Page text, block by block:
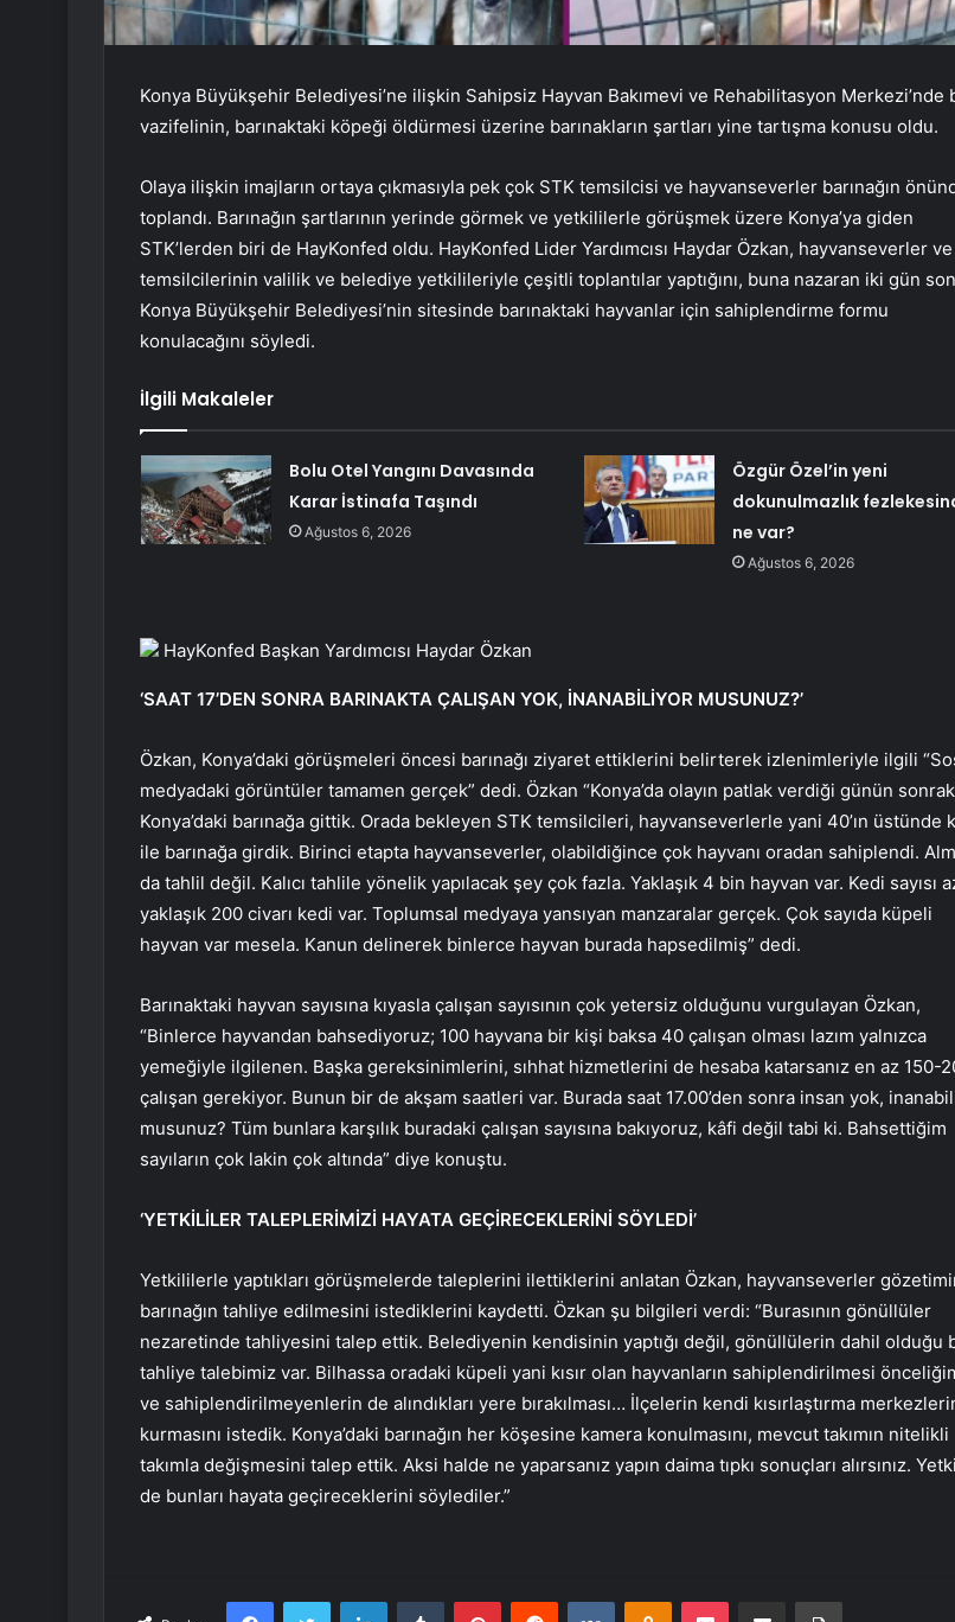
Konya Büyükşehir Belediyesi’ne ilişkin Sahipsiz Hayvan Bakımevi ve Rehabilitasyon Merkezi’nde
vazifelinin, barınaktaki köpeği öldürmesi üzerine barınakların şartları yine tartışma konusu oldu.
Olaya ilişkin imajların ortaya çıkmasıyla pek çok STK temsilcisi ve hayvanseverler barınağın
toplandı. Barınağın şartlarının yerinde görmek ve yetkililerle görüşmek üzere Konya’ya giden
STK’lerden biri de HayKonfed oldu. HayKonfed Lider Yardımcısı Haydar Özkan, hayvanseverler
temsilcilerinin valilik ve belediye yetkilileriyle çeşitli toplantılar yaptığını, buna nazaran iki gün
Konya Büyükşehir Belediyesi’nin sitesinde barınaktaki hayvanlar için sahiplendirme formu
konulacağını söyledi.
İlgili Makaleler
Bolu Otel Yangını Davasında
Karar İstinafa Taşındı
Ağustos 6, 2026
Özgür Özel’in yeni
dokunulmazlık
ne var?
Ağustos 6, 2026
HayKonfed Başkan Yardımcısı Haydar Özkan
‘SAAT 17’DEN SONRA BARINAKTA ÇALIŞAN YOK, İNANABİLİYOR MUSUNUZ?’
Özkan, Konya’daki görüşmeleri öncesi barınağı ziyaret ettiklerini belirterek izlenimleriyle ilgili
medyadaki görüntüler tamamen gerçek” dedi. Özkan “Konya’da olayın patlak verdiği günün
Konya’daki barınağa gittik. Orada bekleyen STK temsilcileri, hayvanseverlerle yani 40’ın üstünde
ile barınağa girdik. Birinci etapta hayvanseverler, olabildiğince çok hayvanı oradan sahiplendi.
da tahlil değil. Kalıcı tahlile yönelik yapılacak şey çok fazla. Yaklaşık 4 bin hayvan var. Kedi sayısı
yaklaşık 200 civarı kedi var. Toplumsal medyaya yansıyan manzaralar gerçek. Çok sayıda küpeli
hayvan var mesela. Kanun delinerek binlerce hayvan burada hapsedilmiş” dedi.
Barınaktaki hayvan sayısına kıyasla çalışan sayısının çok yetersiz olduğunu vurgulayan Özkan,
“Binlerce hayvandan bahsediyoruz; 100 hayvana bir kişi baksa 40 çalışan olması lazım yalnızca
yemeğiyle ilgilenen. Başka gereksinimlerini, sıhhat hizmetlerini de hesaba katarsanız en az 150-
çalışan gerekiyor. Bunun bir de akşam saatleri var. Burada saat 17.00’den sonra insan yok,
musunuz? Tüm bunlara karşılık buradaki çalışan sayısına bakıyoruz, kâfi değil tabi ki. Bahsettiğim
sayıların çok lakin çok altında” diye konuştu.
‘YETKİLİLER TALEPLERİMİZİ HAYATA GEÇİRECEKLERİNİ SÖYLEDİ’
Yetkililerle yaptıkları görüşmelerde taleplerini ilettiklerini anlatan Özkan, hayvanseverler
barınağın tahliye edilmesini istediklerini kaydetti. Özkan şu bilgileri verdi: “Burasının gönüllüler
nezaretinde tahliyesini talep ettik. Belediyenin kendisinin yaptığı değil, gönüllülerin dahil olduğu
tahliye talebimiz var. Bilhassa oradaki küpeli yani kısır olan hayvanların sahiplendirilmesi
ve sahiplendirilmeyenlerin de alındıkları yere bırakılması… İlçelerin kendi kısırlaştırma
kurmasını istedik. Konya’daki barınağın her köşesine kamera konulmasını, mevcut takımın nitelikli
takımla değişmesini talep ettik. Aksi halde ne yaparsanız yapın daima tıpkı sonuçları alırsınız.
de bunları hayata geçireceklerini söylediler.”
FacebookTwitter LinkedInTumblr PinterestReddit VKontakteOdnoklassniki
Pocket E-Posta ile paylaş Yazdır